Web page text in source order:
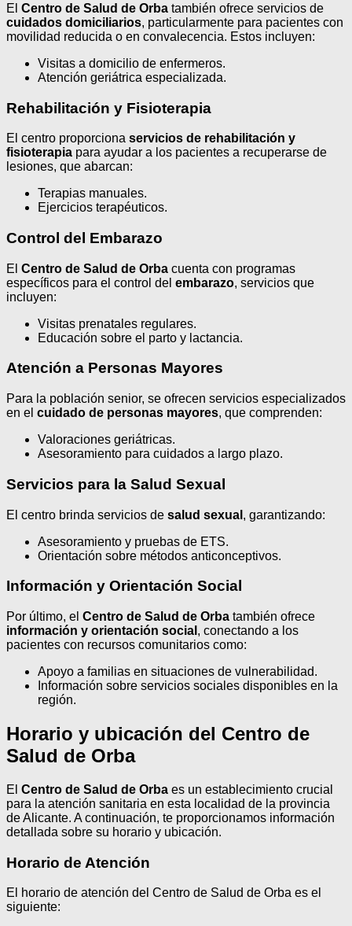
El Centro de Salud de Orba también ofrece servicios de
cuidados domiciliarios, particularmente para pacientes con
movilidad reducida o en convalecencia. Estos incluyen:
Visitas a domicilio de enfermeros.
Atención geriátrica especializada.
Rehabilitación y Fisioterapia
El centro proporciona servicios de rehabilitación y
fisioterapia para ayudar a los pacientes a recuperarse de
lesiones, que abarcan:
Terapias manuales.
Ejercicios terapéuticos.
Control del Embarazo
El Centro de Salud de Orba cuenta con programas
específicos para el control del embarazo, servicios que
incluyen:
Visitas prenatales regulares.
Educación sobre el parto y lactancia.
Atención a Personas Mayores
Para la población senior, se ofrecen servicios especializados
en el cuidado de personas mayores, que comprenden:
Valoraciones geriátricas.
Asesoramiento para cuidados a largo plazo.
Servicios para la Salud Sexual
El centro brinda servicios de salud sexual , garantizando:
Asesoramiento y pruebas de ETS.
Orientación sobre métodos anticonceptivos.
Información y Orientación Social
Por último, el Centro de Salud de Orba también ofrece
información y orientación social , conectando a los
pacientes con recursos comunitarios como:
Apoyo a familias en situaciones de vulnerabilidad.
Información sobre servicios sociales disponibles en la
región.
Horario y ubicación del Centro de
Salud de Orba
El Centro de Salud de Orba es un establecimiento crucial
para la atención sanitaria en esta localidad de la provincia
de Alicante. A continuación, te proporcionamos información
detallada sobre su horario y ubicación.
Horario de Atención
El horario de atención del Centro de Salud de Orba es el
siguiente: